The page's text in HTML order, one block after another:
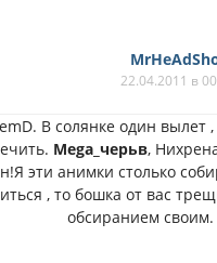
22.04.2011 в
В солянке один вылет
Mega_черьв,
эти анимки столько
, то бошка от вас
обсиранием своим.